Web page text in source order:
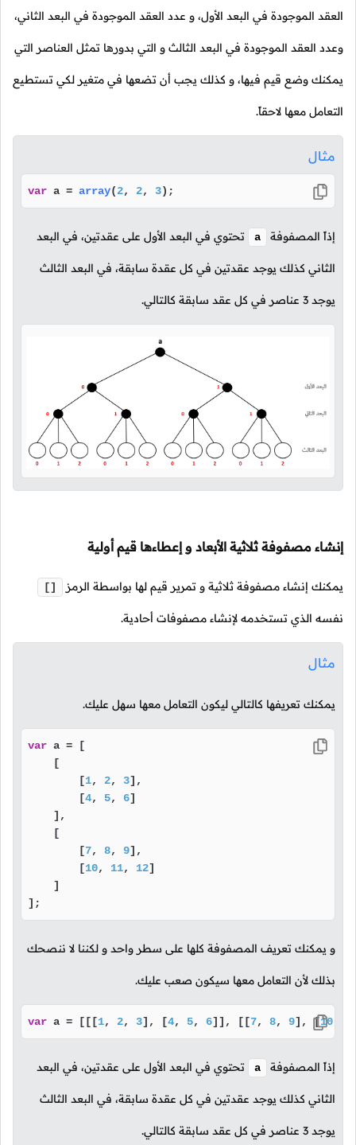
العقد الموجودة في البعد الأول، و عدد العقد الموجودة في البعد الثاني،
وعدد العقد الموجودة في البعد الثالث و التي بدورها تمثل العناصر التي
يمكنك وضع قيم فيها، و كذلك يجب أن تضعها في متغير لكي تستطيع
التعامل معها لاحقاً.
مثال
var a = array(2, 2, 3);
إذاً المصفوفة a تحتوي في البعد الأول على عقدتين، في البعد
الثاني كذلك يوجد عقدتين في كل عقدة سابقة، في البعد الثالث
يوجد 3 عناصر في كل عقد سابقة كالتالي.
إنشاء مصفوفة ثلاثية الأبعاد و إعطاءها قيم أولية
يمكنك إنشاء مصفوفة ثلاثية و تمرير قيم لها بواسطة الرمز []
نفسه الذي تستخدمه لإنشاء مصفوفات أحادية.
مثال
يمكنك تعريفها كالتالي ليكون التعامل معها سهل عليك.
var a = [
    [
        [
1, 2, 3],
        [
4, 5, 6]
    ],
    [
        [
7, 8, 9],
        [
10, 11, 12]
    ]
];
و يمكنك تعريف المصفوفة كلها على سطر واحد و لكننا لا ننصحك
بذلك لأن التعامل معها سيكون صعب عليك.
var a = [[[1, 2, 3], [4, 5, 6]], [[7, 8, 9], [10
إذاً المصفوفة a تحتوي في البعد الأول على عقدتين، في البعد
الثاني كذلك يوجد عقدتين في كل عقدة سابقة، في البعد الثالث
يوجد 3 عناصر في كل عقد سابقة كالتالي.